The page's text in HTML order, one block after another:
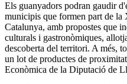
Els guanyadors podran gaudir
municipis que formen part de
Catalunya, amb propostes que
culturals i gastronòmiques,
descoberta del territori. A més,
un lot de productes de
Econòmica de la Diputació de